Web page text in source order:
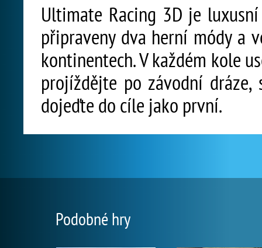
Ultimate Racing 3D je
připraveny dva herní módy a
kontinentech. V každém kole
projíždějte po závodní dráze,
dojeďte do cíle jako první.
Podobné hry